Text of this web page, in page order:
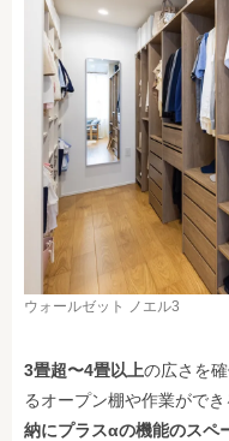
ウォールゼット ノエル3
3畳超〜4畳以上の広さを
るオープン棚や作業ができ
納にプラスαの機能のスペ